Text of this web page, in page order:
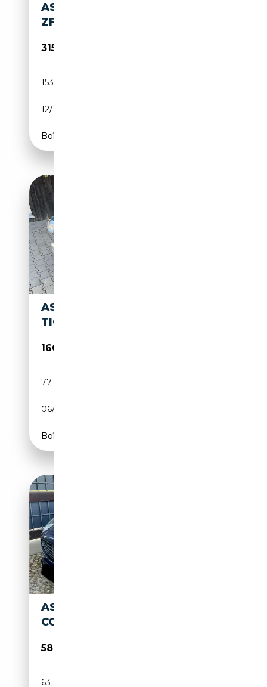
ASTON MARTIN DB MK1 – 4.0L
ZF 5 RESTAURÉE
315 000€
153 617 km
12/1967
Boîte manuelle
ASTON MARTIN DB 2/4 MK III
TICKFORD BODY
166 900€
77 000 km
06/1958
Boîte manuelle
ASTON MARTIN DB DB9
COUPÉ TOUCHTRONIC
58 990€
63 000 km